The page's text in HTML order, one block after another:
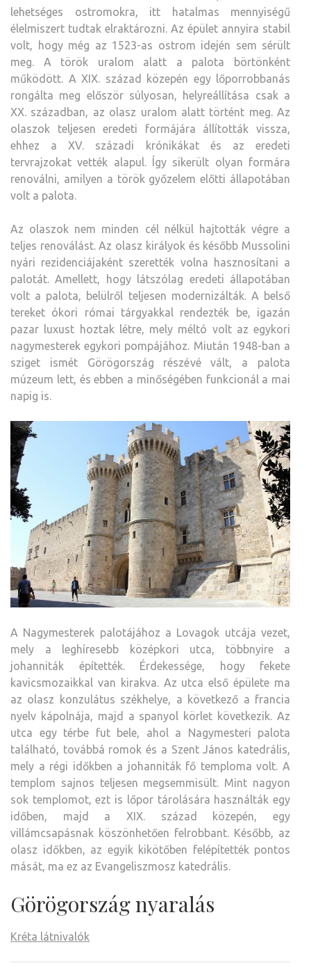
lehetséges ostromokra, itt hatalmas mennyiségű
élelmiszert tudtak elraktározni. Az épület annyira stabil
volt, hogy még az 1523-as ostrom idején sem sérült
meg. A török uralom alatt a palota börtönként
működött. A XIX. század közepén egy lőporrobbanás
rongálta meg először súlyosan, helyreállítása csak a
XX. században, az olasz uralom alatt történt meg. Az
olaszok teljesen eredeti formájára állították vissza,
ehhez a XV. századi krónikákat és az eredeti
tervrajzokat vették alapul. Így sikerült olyan formára
renoválni, amilyen a török győzelem előtti állapotában
volt a palota.
Az olaszok nem minden cél nélkül hajtották végre a
teljes renoválást. Az olasz királyok és később Mussolini
nyári rezidenciájaként szerették volna hasznosítani a
palotát. Amellett, hogy látszólag eredeti állapotában
volt a palota, belülről teljesen modernizálták. A belső
tereket ókori római tárgyakkal rendezték be, igazán
pazar luxust hoztak létre, mely méltó volt az egykori
nagymesterek egykori pompájához. Miután 1948-ban a
sziget ismét Görögország részévé vált, a palota
múzeum lett, és ebben a minőségében funkcionál a mai
napig is.
A Nagymesterek palotájához a Lovagok utcája vezet,
mely a leghíresebb középkori utca, többnyire a
johanniták építették. Érdekessége, hogy fekete
kavicsmozaikkal van kirakva. Az utca első épülete ma
az olasz konzulátus székhelye, a következő a francia
nyelv kápolnája, majd a spanyol körlet következik. Az
utca egy térbe fut bele, ahol a Nagymesteri palota
található, továbbá romok és a Szent János katedrális,
mely a régi időkben a johanniták fő temploma volt. A
templom sajnos teljesen megsemmisült. Mint nagyon
sok templomot, ezt is lőpor tárolására használták egy
időben, majd a XIX. század közepén, egy
villámcsapásnak köszönhetően felrobbant. Később, az
olasz időkben, az egyik kikötőben felépítették pontos
mását, ma ez az Evangeliszmosz katedrális.
Görögország nyaralás
Kréta látnivalók